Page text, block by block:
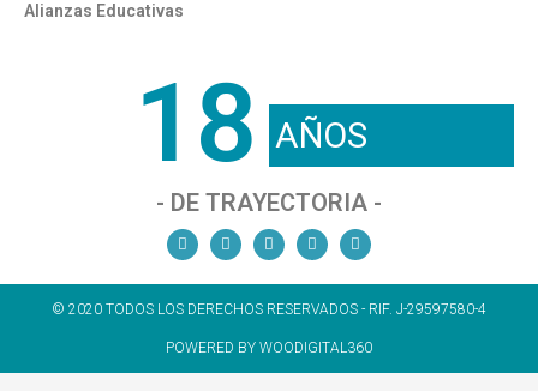
Alianzas Educativas
18 AÑOS
- DE TRAYECTORIA -
© 2020 TODOS LOS DERECHOS RESERVADOS - RIF. J-29597580-4
POWERED BY WOODIGITAL360